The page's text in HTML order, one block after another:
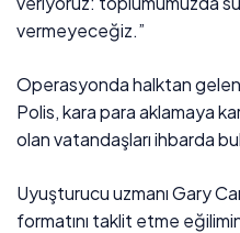
vermeyeceğiz.”
Operasyonda halktan gelen
Polis, kara para aklamaya
olan vatandaşları ihbarda
Uyuşturucu uzmanı Gary
formatını taklit etme